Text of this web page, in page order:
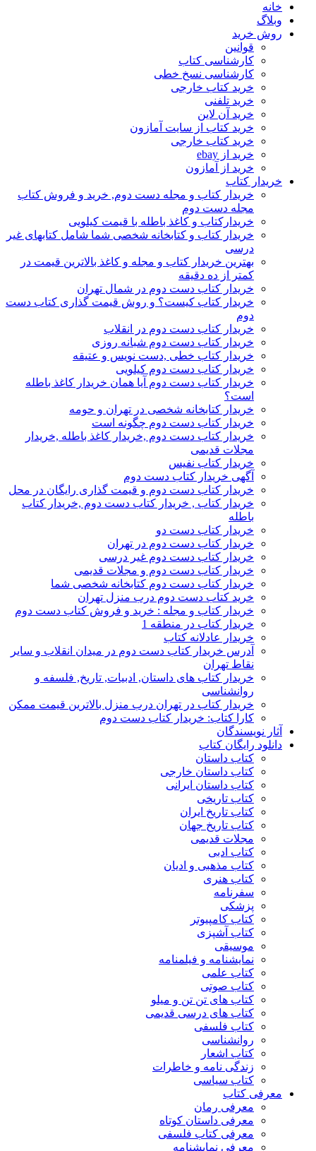
خانه
وبلاگ
روش خرید
قوانین
کارشناسی کتاب
کارشناسی نسخ خطی
خرید کتاب خارجی
خرید تلفنی
خرید آن لاین
خرید کتاب از سایت آمازون
خرید کتاب خارجی
خرید از ebay
خرید از آمازون
خریدار کتاب
خریدار کتاب و مجله دست دوم, خرید و فروش کتاب
مجله دست دوم
خریدارکتاب و کاغذ باطله با قیمت کیلویی
خریدار کتاب و کتابخانه شخصی شما شامل کتابهای غیر
درسی
بهترین خریدار کتاب و مجله و کاغذ بالاترین قیمت در
کمتر از ده دقیقه
خریدار کتاب دست دوم در شمال تهران
خریدار کتاب کیست؟ و روش قیمت گذاری کتاب دست
دوم
خریدار کتاب دست دوم در انقلاب
خریدار کتاب دست دوم شبانه روزی
خریدار کتاب خطی ,دست نویس و عتیقه
خریدار کتاب دست دوم کیلویی
خریدار کتاب دست دوم آیا همان خریدار کاغذ باطله
است؟
خریدار کتابخانه شخصی در تهران و حومه
خریدار کتاب دست دوم چگونه است
خریدار کتاب دست دوم ,خریدار کاغذ باطله ,خریدار
مجلات قدیمی
خریدار کتاب نفیس
آگهی خریدار کتاب دست دوم
خریدار کتاب دست دوم و قیمت گذاری رایگان در محل
خریدار کتاب , خریدار کتاب دست دوم ,خریدار کتاب
باطله
خریدار کتاب دست دو
خریدار کتاب دست دوم در تهران
خریدار کتاب دست دوم غیر درسی
خریدار کتاب دست دوم و مجلات قدیمی
خریدار کتاب دست دوم کتابخانه شخصی شما
خرید کتاب دست دوم درب منزل تهران
خریدار کتاب و مجله : خرید و فروش کتاب دست دوم
خریدار کتاب در منطقه 1
خریدار عادلانه کتاب
آدرس خریدار کتاب دست دوم در میدان انقلاب و سایر
نقاط تهران
خریدار کتاب های داستان, ادبیات, تاریخ, فلسفه و
روانشناسی
خریدار کتاب در تهران درب منزل بالاترین قیمت ممکن
کارا کتاب: خریدار کتاب دست دوم
آثار نویسندگان
دانلود رایگان کتاب
کتاب داستان
کتاب داستان خارجی
کتاب داستان ایرانی
کتاب تاریخی
کتاب تاریخ ایران
کتاب تاریخ جهان
مجلات قدیمی
کتاب ادبی
کتاب مذهبی و ادیان
کتاب هنری
سفرنامه
پزشکی
کتاب کامپیوتر
کتاب آشپزی
موسیقی
نمایشنامه و فیلمنامه
کتاب علمی
کتاب صوتی
کتاب های تن تن و میلو
کتاب های درسی قدیمی
کتاب فلسفی
روانشناسی
کتاب اشعار
زندگی نامه و خاطرات
کتاب سیاسی
معرفی کتاب
معرفی رمان
معرفی داستان کوتاه
معرفی کتاب فلسفی
معرفی نمایشنامه